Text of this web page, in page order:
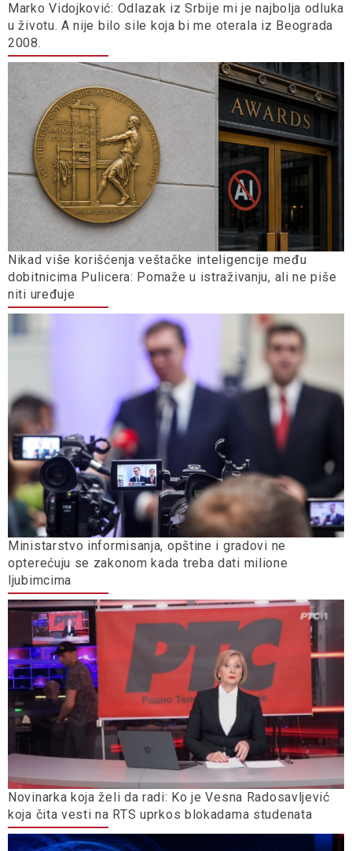
Marko Vidojković: Odlazak iz Srbije mi je najbolja odluka
u životu. A nije bilo sile koja bi me oterala iz Beograda
2008.
Nikad više korišćenja veštačke inteligencije među
dobitnicima Pulicera: Pomaže u istraživanju, ali ne piše
niti uređuje
Ministarstvo informisanja, opštine i gradovi ne
opterećuju se zakonom kada treba dati milione
ljubimcima
Novinarka koja želi da radi: Ko je Vesna Radosavljević
koja čita vesti na RTS uprkos blokadama studenata